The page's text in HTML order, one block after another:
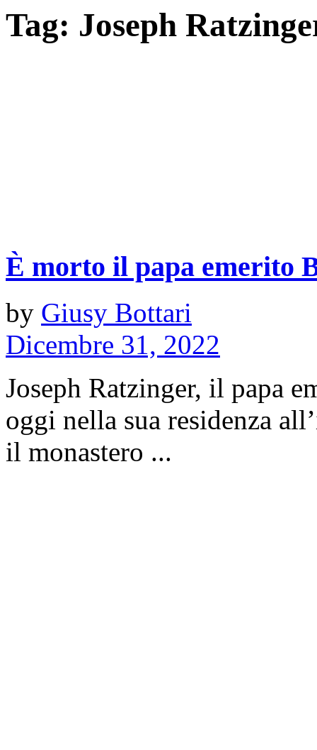
Tag: Joseph
È morto il papa emerito
by Giusy Bottari
Dicembre 31, 2022
Joseph Ratzinger, il papa
oggi nella sua residenza
il monastero ...